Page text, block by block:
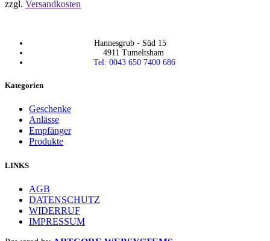
zzgl. Versandkosten
Hannesgrub - Süd 15
4911 Tumeltsham
Tel: 0043 650 7400 686
Kategorien
Geschenke
Anlässe
Empfänger
Produkte
LINKS
AGB
DATENSCHUTZ
WIDERRUF
IMPRESSUM